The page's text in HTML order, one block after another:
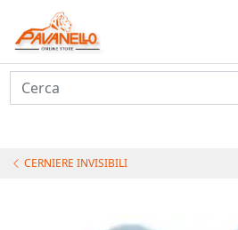
Cerca
CERNIERE INVISIBILI